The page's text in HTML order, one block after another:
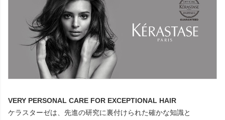
VERY PERSONAL CARE FOR EXCEPTIONAL HAIR
ケラスターゼは、先進の研究に裏付けられた確かな知識と